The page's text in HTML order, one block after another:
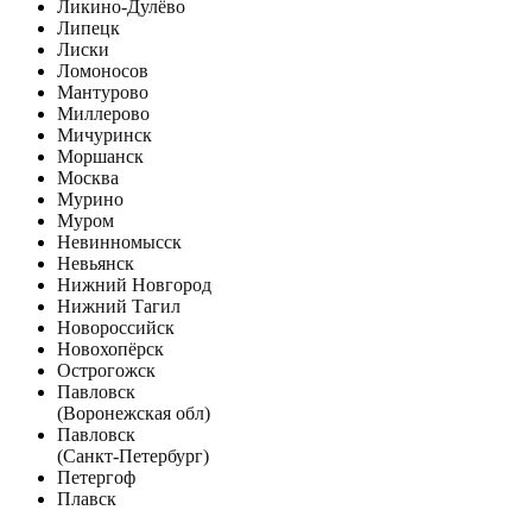
Ликино-Дулёво
Липецк
Лиски
Ломоносов
Мантурово
Миллерово
Мичуринск
Моршанск
Москва
Мурино
Муром
Невинномысск
Невьянск
Нижний Новгород
Нижний Тагил
Новороссийск
Новохопёрск
Острогожск
Павловск
(Воронежская обл)
Павловск
(Санкт-Петербург)
Петергоф
Плавск